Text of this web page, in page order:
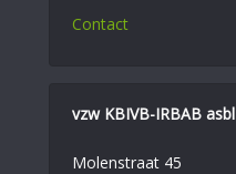
Contact
vzw KBIVB-IRBAB asbl
Molenstraat 45